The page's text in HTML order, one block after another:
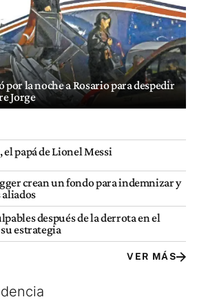
la noche a Rosario para despedir
Jorge
papá de Lionel Messi
crean un fondo para indemnizar y
aliados
después de la derrota en el
estrategia
VER MÁS